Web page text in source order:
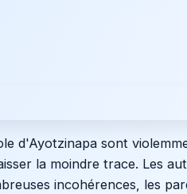
d'Ayotzinapa sont
la moindre trace. Les
incohérences, les